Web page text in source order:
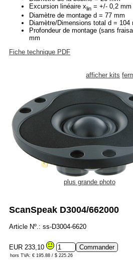
Excursion linéaire xlin = +/- 0,2 mm
Diamètre de montage d = 77 mm
Diamètre/Dimensions total d = 104
Profondeur de montage (sans
mm
Fiche technique PDF
afficher kits
plus grande photo
ScanSpeak D3004/662000
Article Nº.: ss-D3004-6620
EUR 233,10
hors TVA: € 195.88 / $ 225.26